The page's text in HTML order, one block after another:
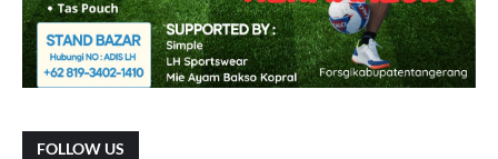
FOLLOW US